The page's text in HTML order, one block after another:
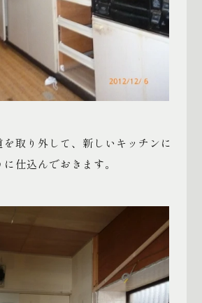
取り外して、新しいキッチンに
仕込んでおきます。